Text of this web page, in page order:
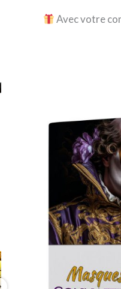
Avec votre